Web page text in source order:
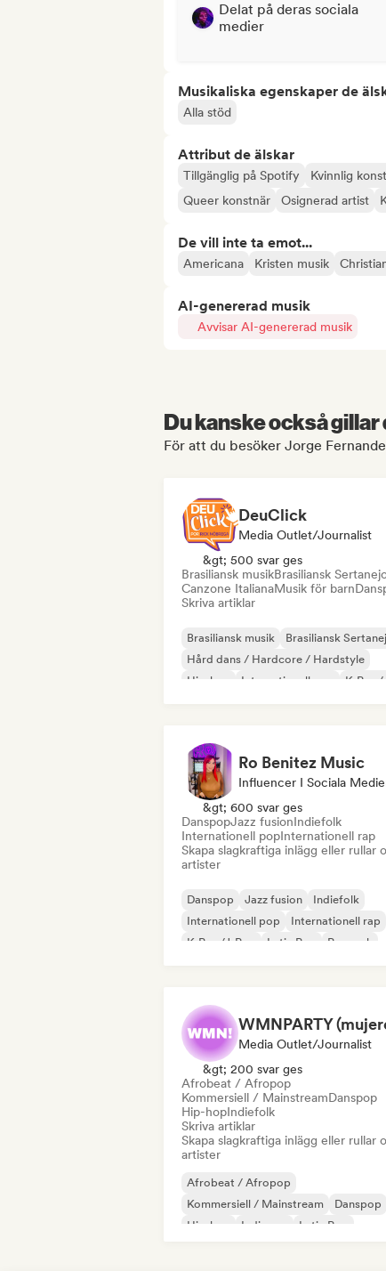
Delat på deras sociala
medier
Musikaliska egenskaper de
Alla stöd
Attribut de älskar
Tillgänglig på Spotify Kvinnlig
Queer konstnär
Osignerad artist
De vill inte ta emot...
Americana Kristen musik
AI-genererad musik
Avvisar AI-genererad musik
Du kanske också
För att du besöker Jorge
DeuClick
Media Outlet/Journalist
&gt; 500 svar ges
Brasiliansk musikBrasiliansk
Canzone ItalianaMusik för barn
Skriva artiklar
Brasiliansk musik
Brasiliansk
Hård dans / Hardcore / Hardstyle
Hip-hop
Internationell pop
K-Pop/
Ro Benitez Music
Influencer I Sociala
&gt; 600 svar ges
DanspopJazz fusionIndiefolk
Internationell popInternationell rap
Skapa slagkraftiga inlägg eller rullar
artister
Danspop Jazz fusion
Indiefolk
Internationell pop
Internationell rap
K-Pop/J-Pop
Latin Pop Poprock
Media Outlet/Journalist
&gt; 200 svar ges
Afrobeat / Afropop
Kommersiell / MainstreamDanspop
Hip-hopIndiefolk
Skriva artiklar
Skapa slagkraftiga inlägg eller rullar
artister
Afrobeat / Afropop
Kommersiell / Mainstream
Danspop
Hip-hop
Indiepop
Latin Pop